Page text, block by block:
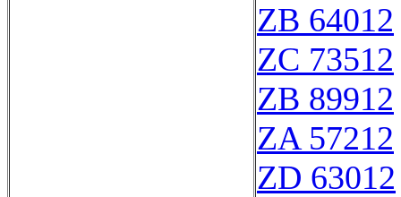
ZB 64012
ZC 73512
ZB 89912
ZA 57212
ZD 63012